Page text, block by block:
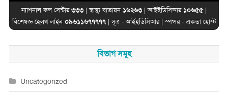
ন্যাশনাল কল সেন্টার৩৩৩ | স্বাস্থ্য বাতায়ন ১৬২৬৩ | আইইডিসিআর ১০৬৫৫|
বিশেষজ্ঞ হেলথ লাইন ০৯৬১১৬৭৭৭৭৭| সূত্র -আইইডিসিআর| স্পন্সর - একতা হোস্ট
বিভাগ সমূহ
Uncategorized